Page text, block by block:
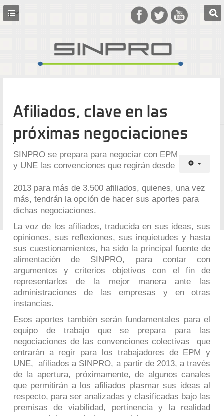
Afiliados, clave en las
próximas negociaciones
SINPRO se prepara para negociar con EPM
y UNE las convenciones que regirán desde
2013 para más de 3.500 afiliados, quienes, una vez
más, tendrán la opción de hacer sus aportes para
dichas negociaciones.
La voz de los afiliados, traducida en sus ideas, sus
opiniones, sus reflexiones, sus inquietudes y hasta
sus cuestionamientos, ha sido la principal fuente de
alimentación de SINPRO, para contar con
argumentos y criterios objetivos con el fin de
representarlos de la mejor manera ante las
administraciones de las empresas y en otras
instancias.
Esos aportes también serán fundamentales para el
equipo de trabajo que se prepara para las
negociaciones de las convenciones colectivas que
entrarán a regir para los trabajadores de EPM y
UNE, afiliados a SINPRO, a partir de 2013, a través
de la apertura, próximamente, de algunos canales
que permitirán a los afiliados plasmar sus ideas al
respecto, para ser analizadas y clasificadas bajo las
premisas de viabilidad, pertinencia y la realidad